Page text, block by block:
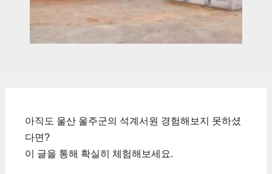
아직도 울산 울주군의 석계서원 경험해보지 못하셨
다면?
이 글을 통해 확실히 체험해보세요.